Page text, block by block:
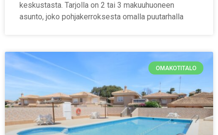
keskustasta. Tarjolla on 2 tai 3 makuuhuoneen
asunto, joko pohjakerroksesta omalla puutarhalla
OMAKOTITALO